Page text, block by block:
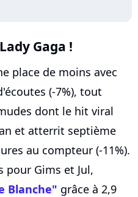
Gaga !
place de moins avec
(-7%), tout
dont le hit viral
et atterrit septième
au compteur (-11%).
pour Gims et Jul,
Blanche" grâce à 2,9